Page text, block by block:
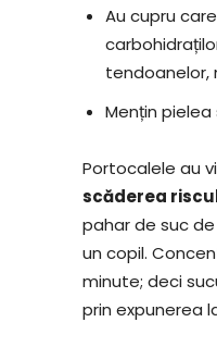
Au cupru
tendoanelor,
Mențin
Portocalele au
scăderea
pahar de suc
un copil.
minute; deci
prin expunerea